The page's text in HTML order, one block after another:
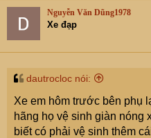
Nguyễn Văn Dũng1978
Xe đạp
dautrocloc nói:
Xe em hôm trước bên phụ
hãng họ vệ sinh giàn nóng
biết có phải vệ sinh thêm